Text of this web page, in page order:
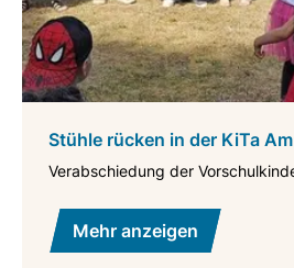
Stühle rücken in der KiTa
Verabschiedung der
Mehr anzeigen